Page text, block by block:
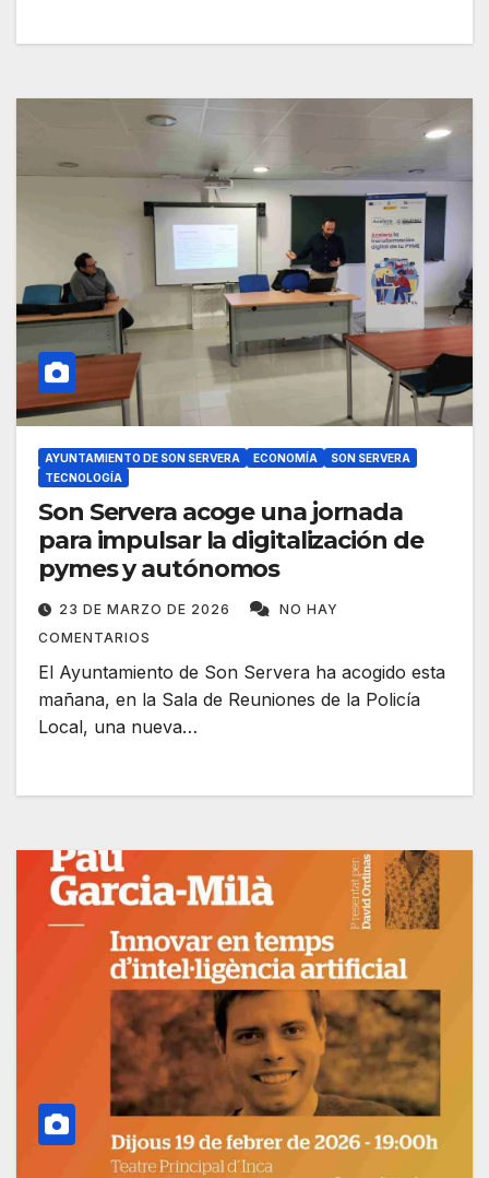
AYUNTAMIENTO DE SON SERVERA ECONOMÍA
SON SERVERA
TECNOLOGÍA
Son Servera acoge una jornada
para impulsar la digitalización de
pymes y autónomos
23 DE MARZO DE 2026
NO HAY
COMENTARIOS
El Ayuntamiento de Son Servera ha acogido esta
mañana, en la Sala de Reuniones de la Policía
Local, una nueva…